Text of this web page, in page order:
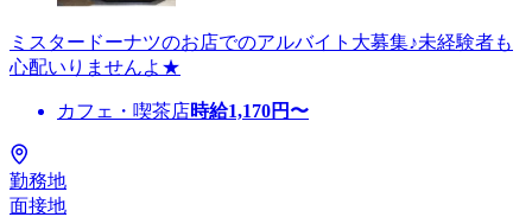
ミスタードーナツのお店でのアルバイト大募集♪未経験者も
心配いりませんよ★
カフェ・喫茶店時給1,170円〜
勤務地
面接地